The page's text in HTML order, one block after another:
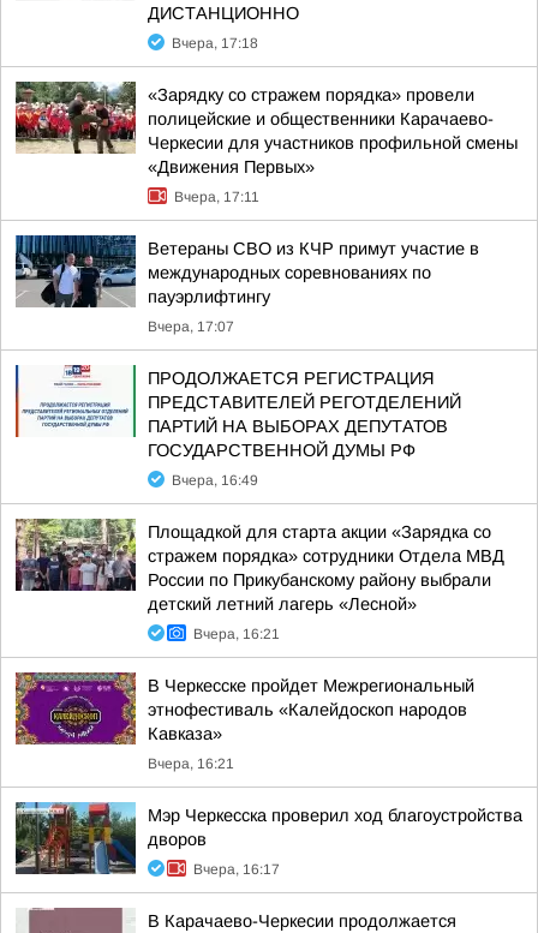
ДИСТАНЦИОННО
Вчера, 17:18
«Зарядку со стражем порядка» провели
полицейские и общественники Карачаево-
Черкесии для участников профильной смены
«Движения Первых»
Вчера, 17:11
Ветераны СВО из КЧР примут участие в
международных соревнованиях по
пауэрлифтингу
Вчера, 17:07
ПРОДОЛЖАЕТСЯ РЕГИСТРАЦИЯ
ПРЕДСТАВИТЕЛЕЙ РЕГОТДЕЛЕНИЙ
ПАРТИЙ НА ВЫБОРАХ ДЕПУТАТОВ
ГОСУДАРСТВЕННОЙ ДУМЫ РФ
Вчера, 16:49
Площадкой для старта акции «Зарядка со
стражем порядка» сотрудники Отдела МВД
России по Прикубанскому району выбрали
детский летний лагерь «Лесной»
Вчера, 16:21
В Черкесске пройдет Межрегиональный
этнофестиваль «Калейдоскоп народов
Кавказа»
Вчера, 16:21
Мэр Черкесска проверил ход благоустройства
дворов
Вчера, 16:17
В Карачаево-Черкесии продолжается